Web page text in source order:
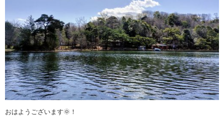
おはようございます🌞！